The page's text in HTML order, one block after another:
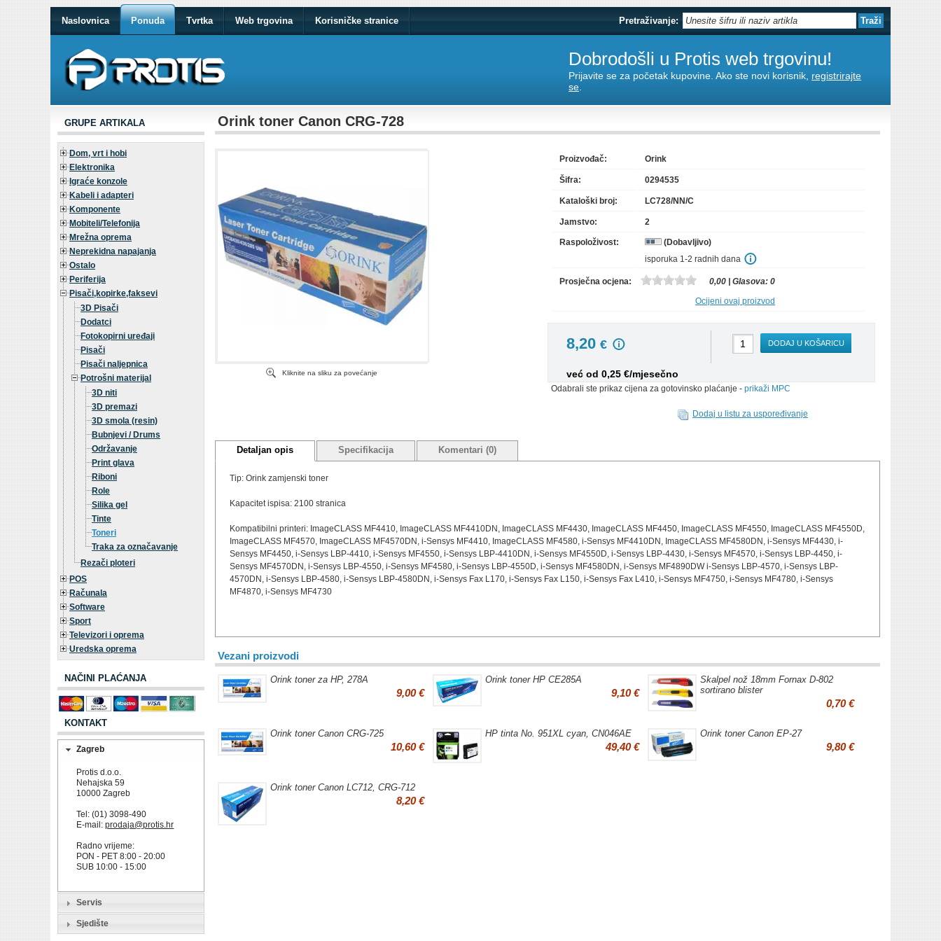
Naslovnica Ponuda Tvrtka Web trgovina Korisničke stranice Pretraživanje:
Dobrodošli u Protis web trgovinu!
Prijavite se za početak kupovine. Ako ste novi korisnik, registrirajte
se
GRUPE ARTIKALA
Dom, vrt i hobi
Elektronika
Igraće konzole
Kabeli i adapteri
Komponente
Mobiteli/Telefonija
Mrežna oprema
Neprekidna napajanja
Ostalo
Periferija
Pisači,kopirke,faksevi
3D Pisači
Dodatci
Fotokopirni uređaji
Pisači
Pisači naljepnica
Potrošni materijal
3D niti
3D premazi
3D smola (resin)
Bubnjevi / Drums
Održavanje
Print glava
Riboni
Role
Silika gel
Tinte
Toneri
Traka za označavanje
Rezači ploteri
POS
Računala
Software
Sport
Televizori i oprema
Uredska oprema
NAČINI PLAĆANJA
KONTAKT
Zagreb
Protis d.o.o.
Nehajska 59
10000 Zagreb
Tel: (01) 3098-490
E-mail:prodaja@protis.hr
Radno vrijeme:
PON - PET 8:00 - 20:00
SUB 10:00 - 15:00
Servis
Sjedište
Orink toner Canon CRG-728
Kliknite na sliku za povećanje
Proizvođač: Orink
Šifra: 0294535
Kataloški broj: LC728/NN/C
Jamstvo: 2
Raspoloživost:
(Dobavljivo)
isporuka 1-2 radnih dana
Prosječna ocjena: 0,00 | Glasova: 0
Ocijeni ovaj proizvod
8,20 €
već od 0,25 €/mjesečno
DODAJ U KOŠARICU
Odabrali ste prikaz cijena za gotovinsko plaćanje - prikaži MPC
Dodaj u listu za uspoređivanje
Detaljan opis Specifikacija Komentari (0)
Tip: Orink zamjenski toner
Kapacitet ispisa: 2100 stranica
Kompatibilni printeri: ImageCLASS MF4410, ImageCLASS MF4410DN, ImageCLASS MF4430, ImageCLASS MF4450, ImageCLASS MF4550, ImageCLASS MF4550D,
ImageCLASS MF4570, ImageCLASS MF4570DN, i-Sensys MF4410, ImageCLASS MF4580, i-Sensys MF4410DN, ImageCLASS MF4580DN, i-Sensys MF4430, i-
Sensys MF4450, i-Sensys LBP-4410, i-Sensys MF4550, i-Sensys LBP-4410DN, i-Sensys MF4550D, i-Sensys LBP-4430, i-Sensys MF4570, i-Sensys LBP-4450, i-
Sensys MF4570DN, i-Sensys LBP-4550, i-Sensys MF4580, i-Sensys LBP-4550D, i-Sensys MF4580DN, i-Sensys MF4890DW i-Sensys LBP-4570, i-Sensys LBP-
4570DN, i-Sensys LBP-4580, i-Sensys LBP-4580DN, i-Sensys Fax L170, i-Sensys Fax L150, i-Sensys Fax L410, i-Sensys MF4750, i-Sensys MF4780, i-Sensys
MF4870, i-Sensys MF4730
Vezani proizvodi
Orink toner za HP, 278A
9,00 €
Orink toner HP CE285A
9,10 €
Skalpel nož 18mm Fornax D-802
sortirano blister
0,70 €
Orink toner Canon CRG-725
10,60 €
HP tinta No. 951XL cyan, CN046AE
49,40 €
Orink toner Canon EP-27
9,80 €
Orink toner Canon LC712, CRG-712
8,20 €